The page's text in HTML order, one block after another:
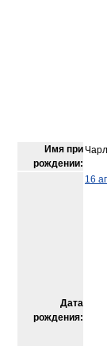
Имя при
рождении:
Дата
рождения:
16